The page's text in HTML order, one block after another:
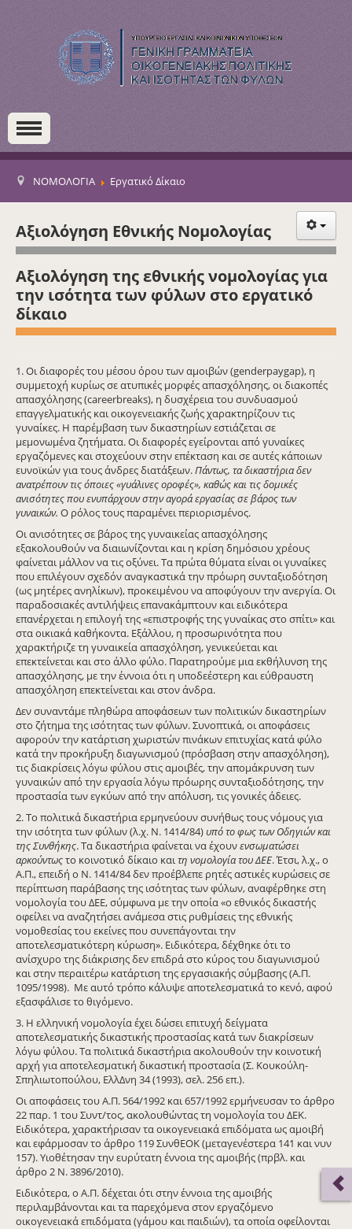
ΝΟΜΟΛΟΓΙΑ Εργατικό Δίκαιο
Αξιολόγηση Εθνικής Νομολογίας
Αξιολόγηση της εθνικής νομολογίας για
την ισότητα των φύλων στο εργατικό
δίκαιο
1. Οι διαφορές του μέσου όρου των αμοιβών (genderpaygap), η
συμμετοχή κυρίως σε ατυπικές μορφές απασχόλησης, οι διακοπές
απασχόλησης (careerbreaks), η δυσχέρεια του συνδυασμού
επαγγελματικής και οικογενειακής ζωής χαρακτηρίζουν τις
γυναίκες. Η παρέμβαση των δικαστηρίων εστιάζεται σε
μεμονωμένα ζητήματα. Οι διαφορές εγείρονται από γυναίκες
εργαζόμενες και στοχεύουν στην επέκταση και σε αυτές κάποιων
ευνοϊκών για τους άνδρες διατάξεων.Πάντως, τα δικαστήρια δεν
ανατρέπουν τις όποιες «γυάλινες οροφές», καθώς και τις δομικές
ανισότητες που ενυπάρχουν στην αγορά εργασίας σε βάρος των
γυναικών. Ο ρόλος τους παραμένει περιορισμένος.
Οι ανισότητες σε βάρος της γυναικείας απασχόλησης
εξακολουθούν να διαιωνίζονται και η κρίση δημόσιου χρέους
φαίνεται μάλλον να τις οξύνει. Τα πρώτα θύματα είναι οι γυναίκες
που επιλέγουν σχεδόν αναγκαστικά την πρόωρη συνταξιοδότηση
(ως μητέρες ανηλίκων), προκειμένου να αποφύγουν την ανεργία. Οι
παραδοσιακές αντιλήψεις επανακάμπτουν και ειδικότερα
επανέρχεται η επιλογή της «επιστροφής της γυναίκας στο σπίτι» και
στα οικιακά καθήκοντα. Εξάλλου, η προσωρινότητα που
χαρακτήριζε τη γυναικεία απασχόληση, γενικεύεται και
επεκτείνεται και στο άλλο φύλο. Παρατηρούμε μια εκθήλυνση της
απασχόλησης, με την έννοια ότι η υποδεέστερη και εύθραυστη
απασχόληση επεκτείνεται και στον άνδρα.
Δεν συναντάμε πληθώρα αποφάσεων των πολιτικών δικαστηρίων
στο ζήτημα της ισότητας των φύλων. Συνοπτικά, οι αποφάσεις
αφορούν την κατάρτιση χωριστών πινάκων επιτυχίας κατά φύλο
κατά την προκήρυξη διαγωνισμού (πρόσβαση στην απασχόληση),
τις διακρίσεις λόγω φύλου στις αμοιβές, την απομάκρυνση των
γυναικών από την εργασία λόγω πρόωρης συνταξιοδότησης, την
προστασία των εγκύων από την απόλυση, τις γονικές άδειες.
2. Το πολιτικά δικαστήρια ερμηνεύουν συνήθως τους νόμους για
την ισότητα των φύλων (λ.χ. Ν. 1414/84)υπό το φως των Οδηγιών και
της Συνθήκης. Τα δικαστήρια φαίνεται να έχουνενσωματώσει
αρκούντωςτο κοινοτικό δίκαιο καιτη νομολογία του ΔΕΕ. Έτσι, λ.χ., ο
Α.Π., επειδή ο Ν. 1414/84 δεν προέβλεπε ρητές αστικές κυρώσεις σε
περίπτωση παράβασης της ισότητας των φύλων, αναφέρθηκε στη
νομολογία του ΔΕΕ, σύμφωνα με την οποία «ο εθνικός δικαστής
οφείλει να αναζητήσει ανάμεσα στις ρυθμίσεις της εθνικής
νομοθεσίας του εκείνες που συνεπάγονται την
αποτελεσματικότερη κύρωση». Ειδικότερα, δέχθηκε ότι το
ανίσχυρο της διάκρισης δεν επιδρά στο κύρος του διαγωνισμού
και στην περαιτέρω κατάρτιση της εργασιακής σύμβασης (Α.Π.
1095/1998). Με αυτό τρόπο κάλυψε αποτελεσματικά το κενό, αφού
εξασφάλισε το θιγόμενο.
3. Η ελληνική νομολογία έχει δώσει επιτυχή δείγματα
αποτελεσματικής δικαστικής προστασίας κατά των διακρίσεων
λόγω φύλου. Τα πολιτικά δικαστήρια ακολουθούν την κοινοτική
αρχή για αποτελεσματική δικαστική προστασία (Σ. Κουκούλη-
Σπηλιωτοπούλου, ΕλλΔνη 34 (1993), σελ. 256 επ.).
Οι αποφάσεις του Α.Π. 564/1992 και 657/1992 ερμήνευσαν το άρθρο
22 παρ. 1 του Συντ/τος, ακολουθώντας τη νομολογία του ΔΕΚ.
Ειδικότερα, χαρακτήρισαν τα οικογενειακά επιδόματα ως αμοιβή
και εφάρμοσαν το άρθρο 119 ΣυνθΕΟΚ (μεταγενέστερα 141 και νυν
157). Υιοθέτησαν την ευρύτατη έννοια της αμοιβής (πρβλ. και
άρθρο 2 Ν. 3896/2010).
Ειδικότερα, ο Α.Π. δέχεται ότι στην έννοια της αμοιβής
περιλαμβάνονται και τα παρεχόμενα στον εργαζόμενο
οικογενειακά επιδόματα (γάμου και παιδιών), τα οποία οφείλονται